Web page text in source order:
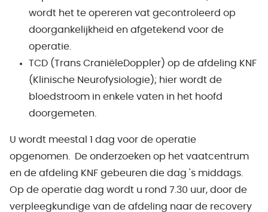
wordt het te opereren vat gecontroleerd op
doorgankelijkheid en afgetekend voor de
operatie.
TCD (Trans CraniëleDoppler) op de afdeling KNF
(Klinische Neurofysiologie); hier wordt de
bloedstroom in enkele vaten in het hoofd
doorgemeten.
U wordt meestal 1 dag voor de operatie
opgenomen. De onderzoeken op het vaatcentrum
en de afdeling KNF gebeuren die dag 's middags.
Op de operatie dag wordt u rond 7.30 uur, door de
verpleegkundige van de afdeling naar de recovery